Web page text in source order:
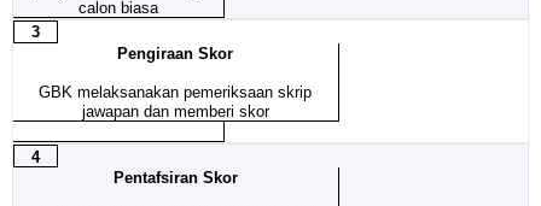
calon biasa
3
Pengiraan Skor
GBK melaksanakan pemeriksaan skrip
jawapan dan memberi skor
4
Pentafsiran Skor